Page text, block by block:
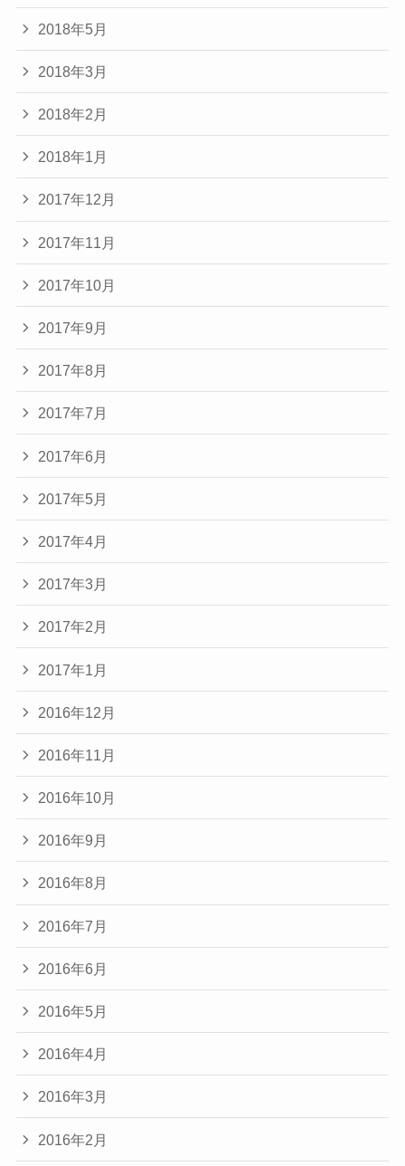
2018年5月
2018年3月
2018年2月
2018年1月
2017年12月
2017年11月
2017年10月
2017年9月
2017年8月
2017年7月
2017年6月
2017年5月
2017年4月
2017年3月
2017年2月
2017年1月
2016年12月
2016年11月
2016年10月
2016年9月
2016年8月
2016年7月
2016年6月
2016年5月
2016年4月
2016年3月
2016年2月